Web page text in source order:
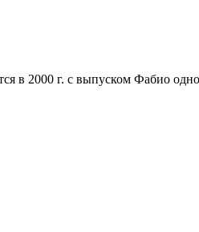
в 2000 г. с выпуском Фабио